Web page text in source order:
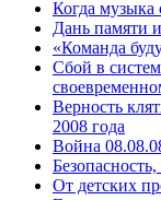
Когда музыка
Дань памяти
«Команда
Сбой в
Верность
2008 года
Война
От детских